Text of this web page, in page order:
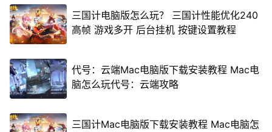
三国计电脑版怎么玩？ 三国计性能优化240
高帧 游戏多开 后台挂机 按键设置教程
代号：云端Mac电脑版下载安装教程 Mac电
脑怎么玩代号：云端攻略
三国计Mac电脑版下载安装教程 Mac电脑怎